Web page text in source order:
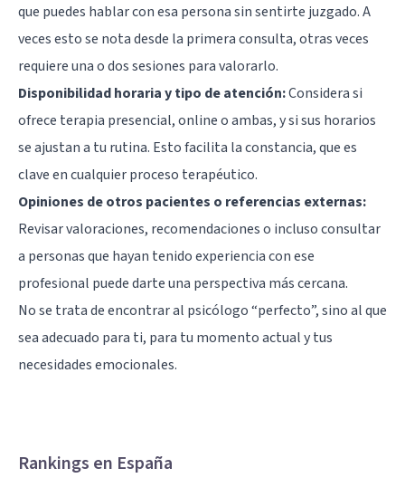
que puedes hablar con esa persona sin sentirte juzgado. A
veces esto se nota desde la primera consulta, otras veces
requiere una o dos sesiones para valorarlo.
Disponibilidad horaria y tipo de atención:Considera si
ofrece terapia presencial, online o ambas, y si sus horarios
se ajustan a tu rutina. Esto facilita la constancia, que es
clave en cualquier proceso terapéutico.
Opiniones de otros pacientes o referencias externas:
Revisar valoraciones, recomendaciones o incluso consultar
a personas que hayan tenido experiencia con ese
profesional puede darte una perspectiva más cercana.
No se trata de encontrar al psicólogo “perfecto”, sino al que
sea adecuado para ti, para tu momento actual y tus
necesidades emocionales.
Rankings en España